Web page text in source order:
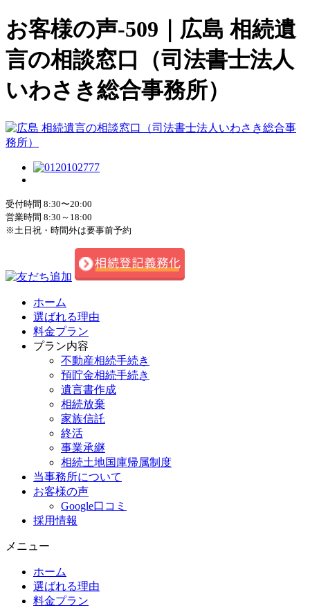
お客様の声-509｜広島 相続遺
言の相談窓口（司法書士法人
いわさき総合事務所）
受付時間 8:30〜20:00
営業時間 8:30～18:00
※土日祝・時間外は要事前予約
ホーム
選ばれる理由
料金プラン
プラン内容
不動産相続手続き
預貯金相続手続き
遺言書作成
相続放棄
家族信託
終活
事業承継
相続土地国庫帰属制度
当事務所について
お客様の声
Google口コミ
採用情報
メニュー
ホーム
選ばれる理由
料金プラン